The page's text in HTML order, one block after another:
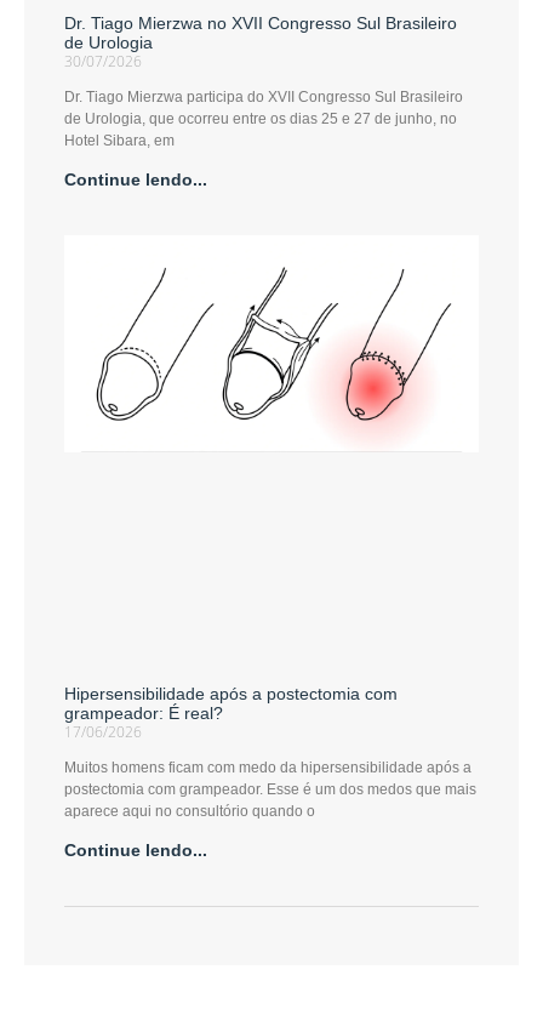
Dr. Tiago Mierzwa no XVII Congresso Sul Brasileiro
de Urologia
30/07/2026
Dr. Tiago Mierzwa participa do XVII Congresso Sul Brasileiro
de Urologia, que ocorreu entre os dias 25 e 27 de junho, no
Hotel Sibara, em
Continue lendo...
Hipersensibilidade após a postectomia com
grampeador: É real?
17/06/2026
Muitos homens ficam com medo da hipersensibilidade após a
postectomia com grampeador. Esse é um dos medos que mais
aparece aqui no consultório quando o
Continue lendo...